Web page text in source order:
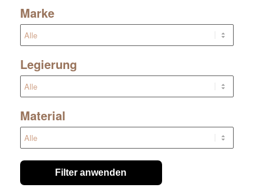
Marke
Legierung
Material
Filter anwenden